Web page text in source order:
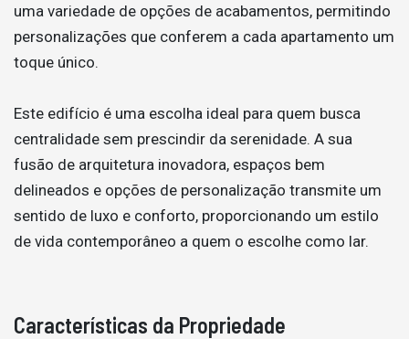
uma variedade de opções de acabamentos, permitindo
personalizações que conferem a cada apartamento um
toque único.
Este edifício é uma escolha ideal para quem busca
centralidade sem prescindir da serenidade. A sua
fusão de arquitetura inovadora, espaços bem
delineados e opções de personalização transmite um
sentido de luxo e conforto, proporcionando um estilo
de vida contemporâneo a quem o escolhe como lar.
Características da Propriedade